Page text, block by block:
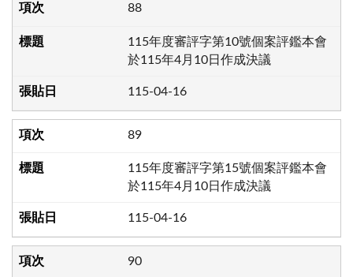
88
115年度審評字第10號個案評鑑本會
於115年4月10日作成決議
115-04-16
89
115年度審評字第15號個案評鑑本會
於115年4月10日作成決議
115-04-16
90